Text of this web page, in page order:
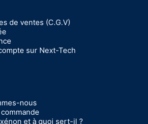
de ventes (C.G.V)
sur Next-Tech
nous
et à quoi sert-il ?